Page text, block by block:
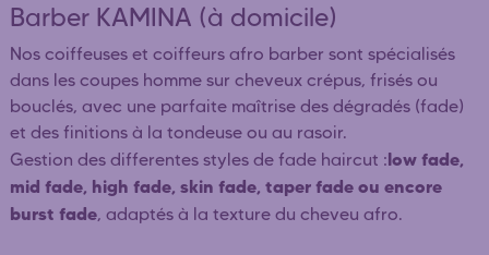
Barber KAMINA (à domicile)
Nos coiffeuses et coiffeurs afro barber sont spécialisés
dans les coupes homme sur cheveux crépus, frisés ou
bouclés, avec une parfaite maîtrise des dégradés (fade)
et des finitions à la tondeuse ou au rasoir.
Gestion des differentes styles de fade haircut :low fade,
mid fade, high fade, skin fade, taper fade ou encore
burst fade, adaptés à la texture du cheveu afro.